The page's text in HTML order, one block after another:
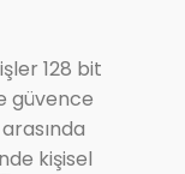
128 bit
güvence
kişisel